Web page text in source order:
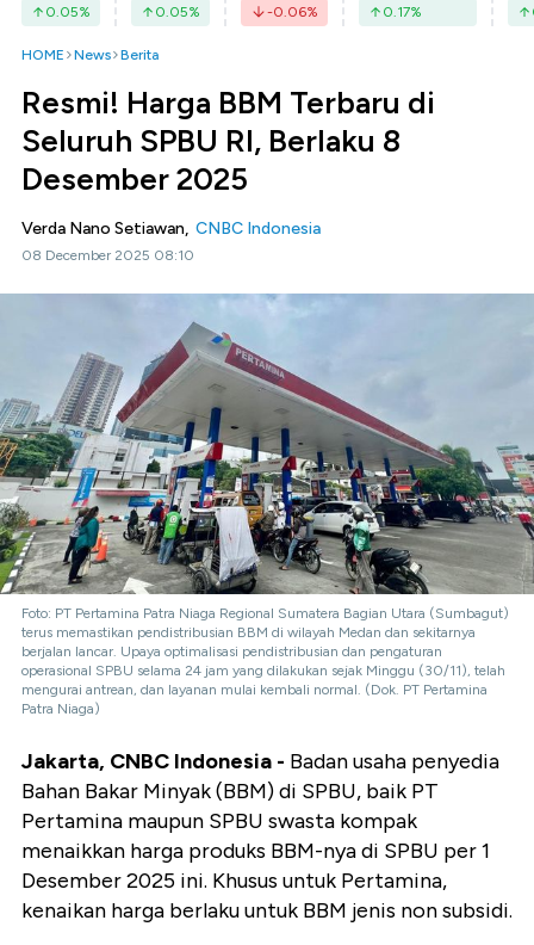
0.05% 0.05% -0.06% 0.17%
HOME News Berita
Resmi! Harga BBM Terbaru di
Seluruh SPBU RI, Berlaku 8
Desember 2025
Verda Nano Setiawan, CNBC Indonesia
08 December 2025 08:10
Foto: PT Pertamina Patra Niaga Regional Sumatera Bagian Utara (Sumbagut)
terus memastikan pendistribusian BBM di wilayah Medan dan sekitarnya
berjalan lancar. Upaya optimalisasi pendistribusian dan pengaturan
operasional SPBU selama 24 jam yang dilakukan sejak Minggu (30/11), telah
mengurai antrean, dan layanan mulai kembali normal. (Dok. PT Pertamina
Patra Niaga)
Jakarta, CNBC Indonesia - Badan usaha penyedia
Bahan Bakar Minyak (BBM) di SPBU, baik PT
Pertamina maupun SPBU swasta kompak
menaikkan harga produks BBM-nya di SPBU per 1
Desember 2025 ini. Khusus untuk Pertamina,
kenaikan harga berlaku untuk BBM jenis non subsidi.